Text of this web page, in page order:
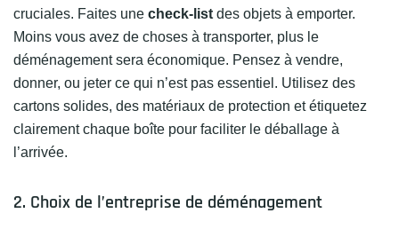
cruciales. Faites une check-list des objets à emporter.
Moins vous avez de choses à transporter, plus le
déménagement sera économique. Pensez à vendre,
donner, ou jeter ce qui n’est pas essentiel. Utilisez des
cartons solides, des matériaux de protection et étiquetez
clairement chaque boîte pour faciliter le déballage à
l’arrivée.
2. Choix de l’entreprise de déménagement